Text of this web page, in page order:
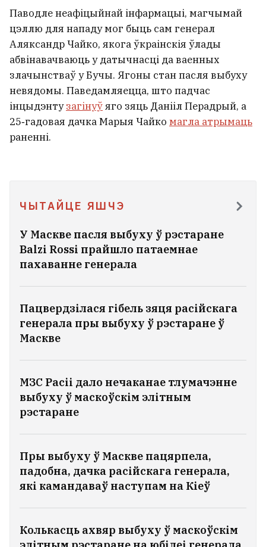
Паводле неафіцыйнай інфармацыі, магчымай
цэллю для нападу мог быць сам генерал
Аляксандр Чайко, якога ўкраінскія ўлады
абвінавачваюць у датычнасці да ваенных
злачынстваў у Бучы. Ягоны стан пасля выбуху
невядомы. Паведамляецца, што падчас
інцыдэнтузагінуўяго зяць Данііл Перадрый, а
25‑гадовая дачка Марыя Чайко магла атрымаць
раненні.
ЧЫТАЙЦЕ ЯШЧЭ
У Маскве пасля выбуху ў рэстаране
Balzi Rossi прайшло патаемнае
пахаванне генерала
Пацвердзілася гібель зяця расійскага
генерала пры выбуху ў рэстаране ў
Маскве
МЗС Расіі дало нечаканае тлумачэнне
выбуху ў маскоўскім элітным
рэстаране
Пры выбуху ў Маскве пацярпела,
падобна, дачка расійскага генерала,
які камандаваў наступам на Кіеў
Колькасць ахвяр выбуху ў маскоўскім